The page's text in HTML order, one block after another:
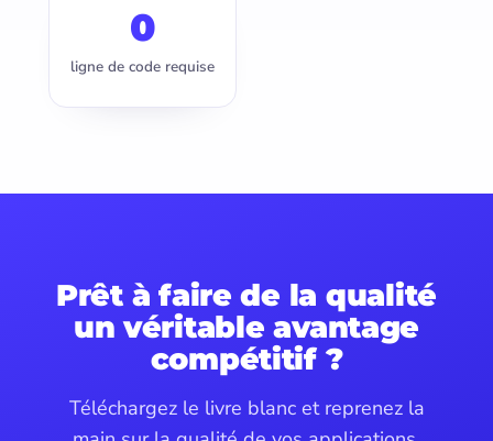
0
ligne de code requise
Prêt à faire de la qualité
un véritable avantage
compétitif ?
Téléchargez le livre blanc et reprenez la